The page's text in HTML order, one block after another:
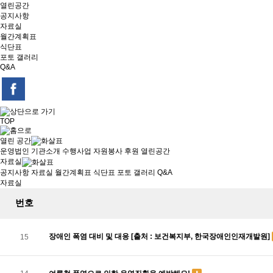
열린공간
공지사항
자료실
월간계획표
식단표
포토 갤러리
Q&A
TOP
열린 공간
운영법인 기관소개 수행사업 자원봉사 후원 열린공간
자료실
공지사항 자료실 월간계획표 식단표 포토 갤러리 Q&A
자료실
번호
15 장애인 폭염 대비 및 대응 [출처 : 보건복지부, 한국장애인인재개발원]